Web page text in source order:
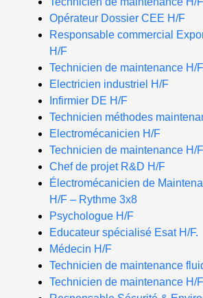
Opérateur Dossier CEE H/F
Responsable commercial
H/F
Technicien de maintenance H/
Electricien industriel H/F
Infirmier DE H/F
Technicien méthodes
Electromécanicien H/F
Technicien de maintenance H/F
Chef de projet R&D H/F
Électromécanicien de
H/F – Rythme 3x8
Psychologue H/F
Educateur spécialisé Esat H/F.
Médecin H/F
Technicien de maintenance
Technicien de maintenance H/F